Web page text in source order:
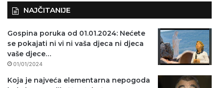
NAJČITANIJE
Gospina poruka od 01.01.2024: Nećete
se pokajati ni vi ni vaša djeca ni djeca
vaše djece…
01/01/2024
Koja je najveća elementarna nepogoda